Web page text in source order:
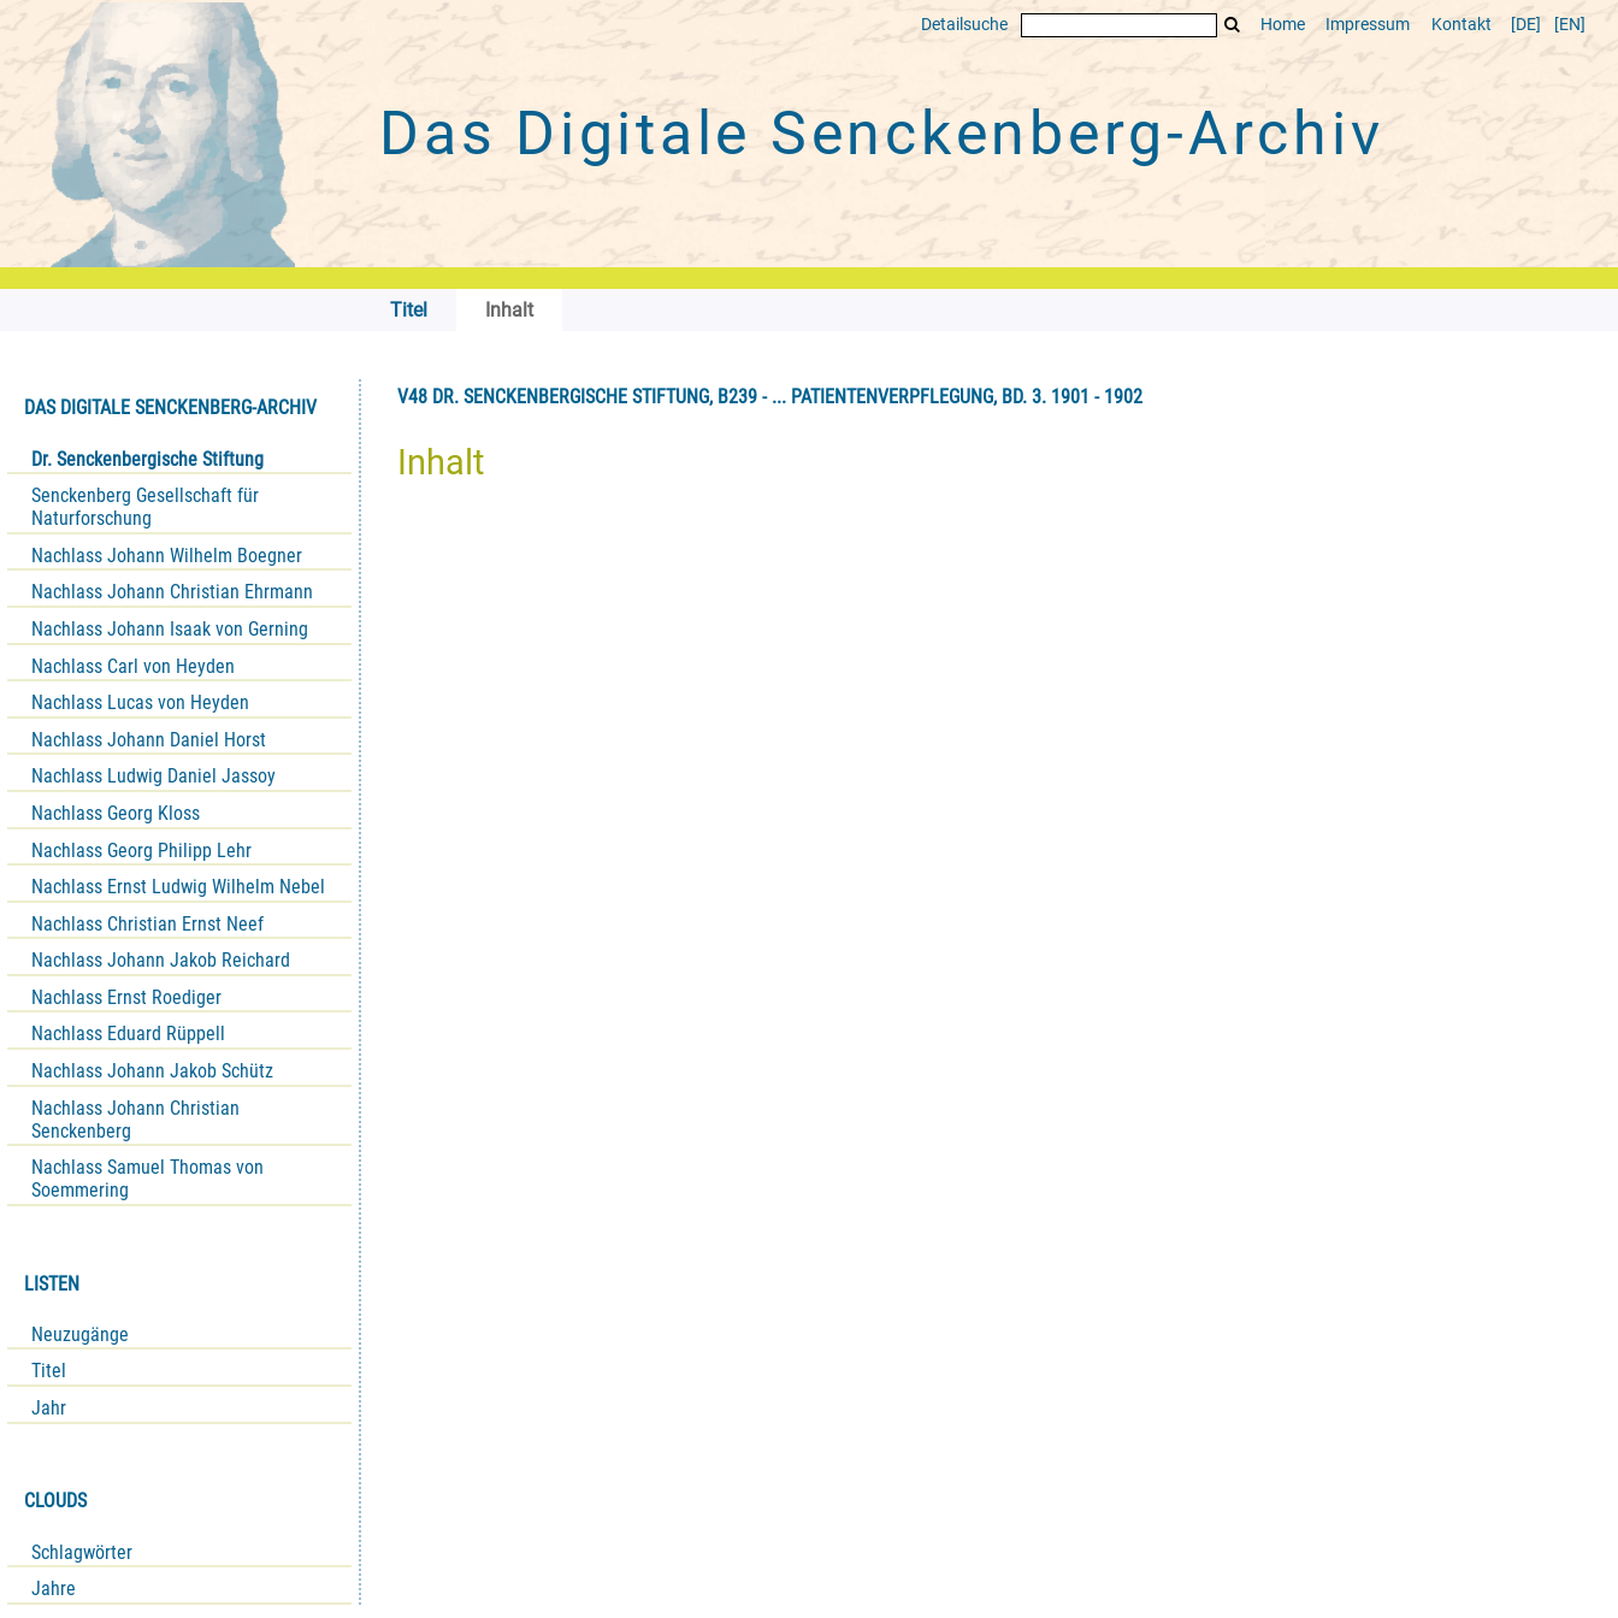
Detailsuche Home Impressum Kontakt [DE] [EN]
Das Digitale Senckenberg-Archiv
Titel Inhalt
DAS DIGITALE SENCKENBERG-ARCHIV
Dr. Senckenbergische Stiftung
Senckenberg Gesellschaft für
Naturforschung
Nachlass Johann Wilhelm Boegner
Nachlass Johann Christian Ehrmann
Nachlass Johann Isaak von Gerning
Nachlass Carl von Heyden
Nachlass Lucas von Heyden
Nachlass Johann Daniel Horst
Nachlass Ludwig Daniel Jassoy
Nachlass Georg Kloss
Nachlass Georg Philipp Lehr
Nachlass Ernst Ludwig Wilhelm Nebel
Nachlass Christian Ernst Neef
Nachlass Johann Jakob Reichard
Nachlass Ernst Roediger
Nachlass Eduard Rüppell
Nachlass Johann Jakob Schütz
Nachlass Johann Christian
Senckenberg
Nachlass Samuel Thomas von
Soemmering
LISTEN
Neuzugänge
Titel
Jahr
CLOUDS
Schlagwörter
Jahre
V48 DR. SENCKENBERGISCHE STIFTUNG, B239 - ... PATIENTENVERPFLEGUNG, BD. 3. 1901 - 1902
Inhalt